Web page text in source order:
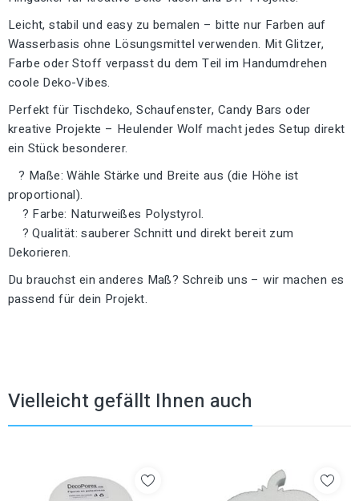
Leicht, stabil und easy zu bemalen – bitte nur Farben auf
Wasserbasis ohne Lösungsmittel verwenden. Mit Glitzer,
Farbe oder Stoff verpasst du dem Teil im Handumdrehen
coole Deko-Vibes.
Perfekt für Tischdeko, Schaufenster, Candy Bars oder
kreative Projekte – Heulender Wolf macht jedes Setup direkt
ein Stück besonderer.
? Maße: Wähle Stärke und Breite aus (die Höhe ist
proportional).
? Farbe: Naturweißes Polystyrol.
? Qualität: sauberer Schnitt und direkt bereit zum
Dekorieren.
Du brauchst ein anderes Maß? Schreib uns – wir machen es
passend für dein Projekt.
Vielleicht gefällt Ihnen auch